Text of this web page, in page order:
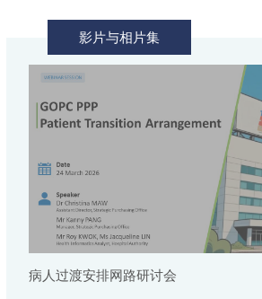
影片与相片集
病人过渡安排网路研讨会